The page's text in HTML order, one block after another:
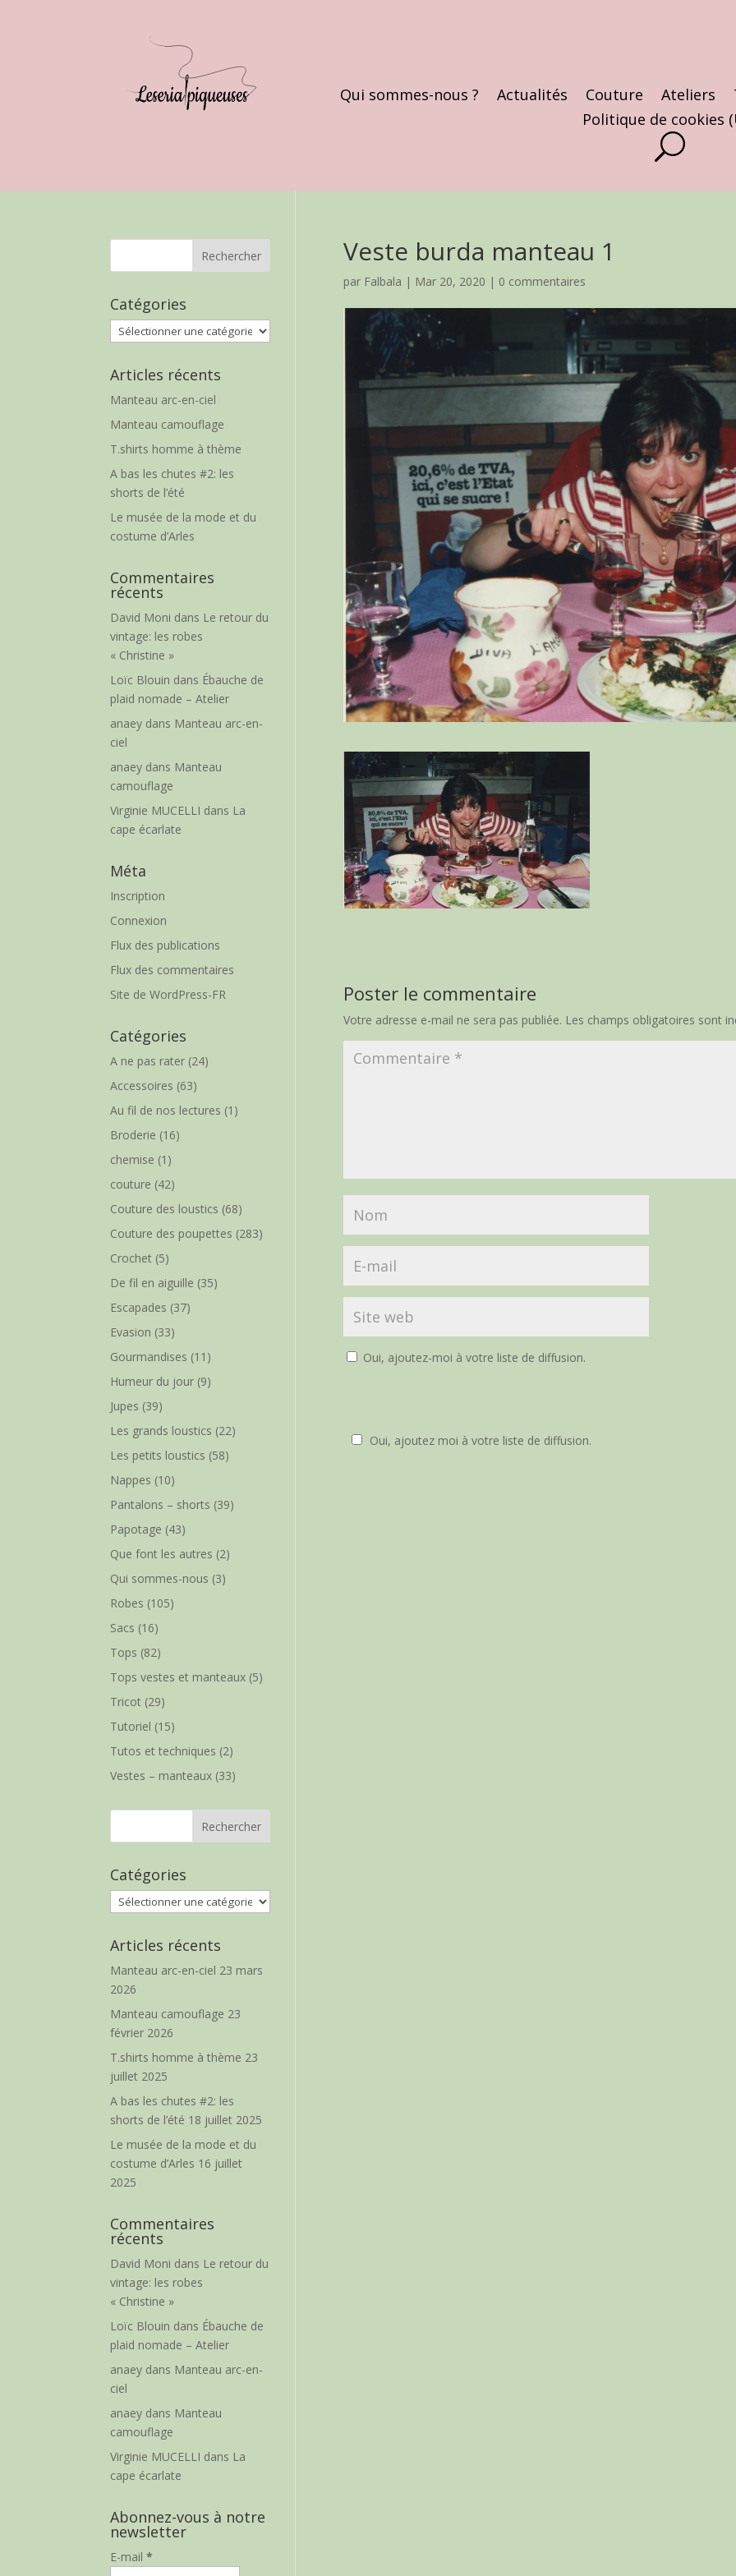
Qui sommes-nous ? Actualités Couture Ateliers
Politique de cookies
Veste burda manteau 1
par Falbala | Mar 20, 2020 | 0 commentaires
Poster le commentaire
Votre adresse e-mail ne sera pas publiée. Les champs obligatoires sont
Oui, ajoutez-moi à votre liste de diffusion.
Oui, ajoutez moi à votre liste de diffusion.
Catégories
Catégories
Articles récents
Manteau arc-en-ciel
Manteau camouflage
T.shirts homme à thème
A bas les chutes #2: les
shorts de l’été
Le musée de la mode et du
costume d’Arles
Commentaires
récents
David Moni dans Le retour du
vintage: les robes
« Christine »
Loïc Blouin dans Ébauche de
plaid nomade – Atelier
anaey dans Manteau arc-en-
ciel
anaey dans Manteau
camouflage
Virginie MUCELLI dans La
cape écarlate
Méta
Inscription
Connexion
Flux des publications
Flux des commentaires
Site de WordPress-FR
Catégories
A ne pas rater (24)
Accessoires (63)
Au fil de nos lectures (1)
Broderie (16)
chemise (1)
couture (42)
Couture des loustics (68)
Couture des poupettes (283)
Crochet (5)
De fil en aiguille (35)
Escapades (37)
Evasion (33)
Gourmandises (11)
Humeur du jour (9)
Jupes (39)
Les grands loustics (22)
Les petits loustics (58)
Nappes (10)
Pantalons – shorts (39)
Papotage (43)
Que font les autres (2)
Qui sommes-nous (3)
Robes (105)
Sacs (16)
Tops (82)
Tops vestes et manteaux (5)
Tricot (29)
Tutoriel (15)
Tutos et techniques (2)
Vestes – manteaux (33)
Catégories
Catégories
Articles récents
Manteau arc-en-ciel 23 mars
2026
Manteau camouflage 23
février 2026
T.shirts homme à thème 23
juillet 2025
A bas les chutes #2: les
shorts de l’été 18 juillet 2025
Le musée de la mode et du
costume d’Arles 16 juillet
2025
Commentaires
récents
David Moni dans Le retour du
vintage: les robes
« Christine »
Loïc Blouin dans Ébauche de
plaid nomade – Atelier
anaey dans Manteau arc-en-
ciel
anaey dans Manteau
camouflage
Virginie MUCELLI dans La
cape écarlate
Abonnez-vous à notre
newsletter
E-mail*